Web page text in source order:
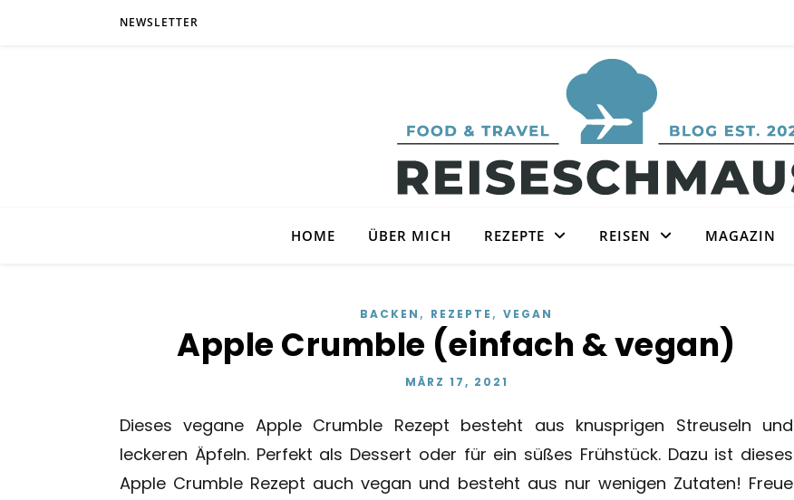
NEWSLETTER
HOME ÜBER MICH REZEPTE REISEN MAGAZIN
BACKEN , REZEPTE , VEGAN
Apple Crumble (einfach & vegan)
MÄRZ 17, 2021
Dieses vegane Apple Crumble Rezept besteht aus knusprigen Streuseln und
leckeren Äpfeln. Perfekt als Dessert oder für ein süßes Frühstück. Dazu ist dieses
Apple Crumble Rezept auch vegan und besteht aus nur wenigen Zutaten! Freue